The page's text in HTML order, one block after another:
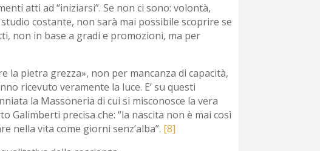
atti ad “iniziarsi”. Se non ci sono: volontà,
costante, non sarà mai possibile scoprire se
non in base a gradi e promozioni, ma per
la pietra grezza», non per mancanza di capacità,
ricevuto veramente la luce. E’ su questi
la Massoneria di cui si misconosce la vera
Galimberti precisa che: “la nascita non è mai così
nella vita come giorni senz’alba”. [8]